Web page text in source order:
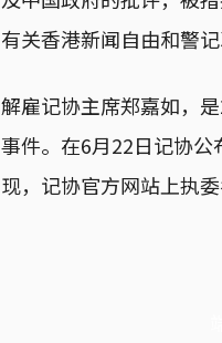
有关香港新闻自由和警
解雇记协主席郑嘉如，
事件。在6月22日记协
现，记协官方网站上执委